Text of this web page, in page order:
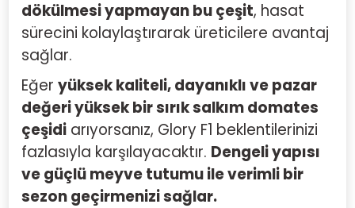
dökülmesi yapmayan bu çeşit, hasat
sürecini kolaylaştırarak üreticilere avantaj
sağlar.
Eğer yüksek kaliteli, dayanıklı ve pazar
değeri yüksek bir sırık salkım domates
çeşidi arıyorsanız, Glory F1 beklentilerinizi
fazlasıyla karşılayacaktır. Dengeli yapısı
ve güçlü meyve tutumu ile verimli bir
sezon geçirmenizi sağlar.